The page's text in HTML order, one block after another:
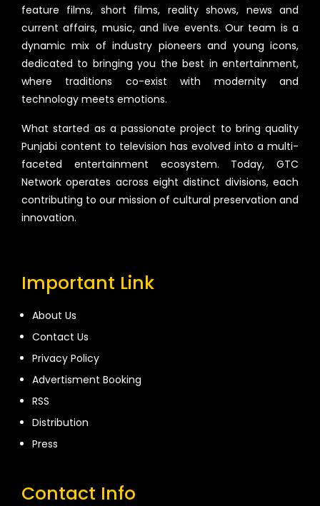
feature films, short films, reality shows, news and
current affairs, music, and live events. Our team is a
dynamic mix of industry pioneers and young icons,
dedicated to bringing you the best in entertainment,
where traditions co-exist with modernity and
technology meets emotions.
What started as a passionate project to bring quality
Punjabi content to television has evolved into a multi-
faceted entertainment ecosystem. Today, GTC
Network operates across eight distinct divisions, each
contributing to our mission of cultural preservation and
innovation.
Important Link
About Us
Contact Us
Privacy Policy
Advertisment Booking
RSS
Distribution
Press
Contact Info